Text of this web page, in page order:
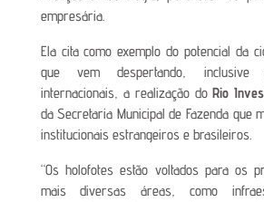
empresária.
Ela cita como exemplo do potencial da
que vem despertando, inclusive
internacionais, a realização doRio
da Secretaria Municipal de Fazenda que
institucionais estrangeiros e brasileiros.
“Os holofotes estão voltados para os
mais diversas áreas, como